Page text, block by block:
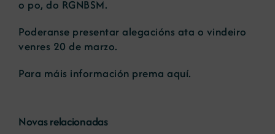
o po, do RGNBSM.
Poderanse presentar alegacións ata o vindeiro
venres 20 de marzo.
Para máis información prema aquí.
Novas relacionadas